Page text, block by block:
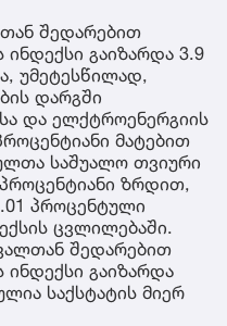
შედარებით
გაიზარდა 3.9
უმეტესწილად,
დარგში
და ელქტროენერგიის
მატებით
საშუალო თვიური
ზრდით,
პროცენტული
ცვლილებაში.
შედარებით
გაიზარდა
საქსტატის მიერ